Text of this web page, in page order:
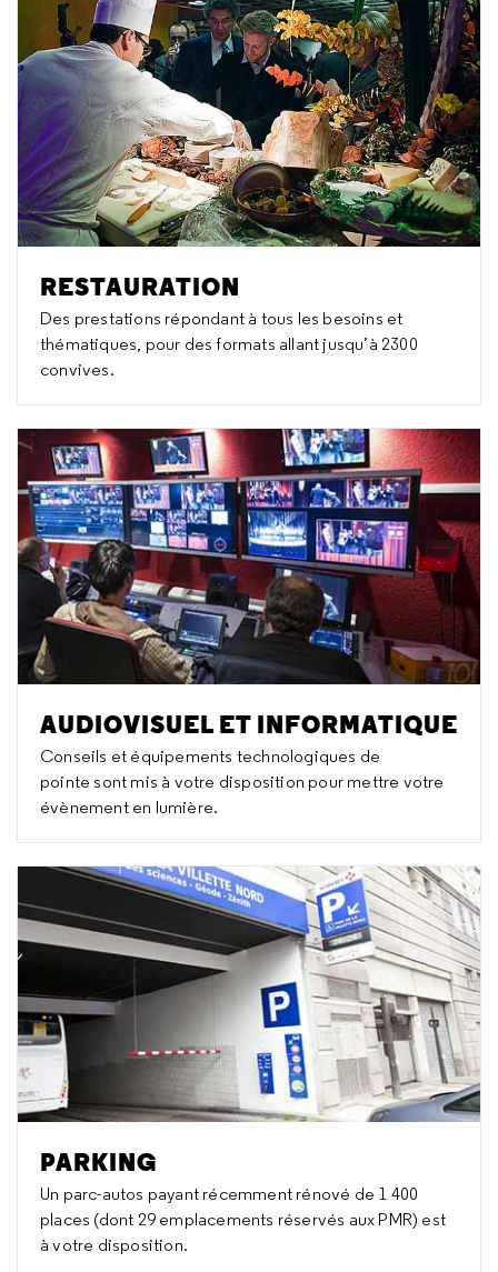
RESTAURATION
Des prestations répondant à tous les besoins et
thématiques, pour des formats allant jusqu’à 2300
convives.
AUDIOVISUEL ET INFORMATIQUE
Conseils et équipements technologiques de
pointe sont mis à votre disposition pour mettre votre
évènement en lumière.
PARKING
Un parc-autos payant récemment rénové de 1 400
places (dont 29 emplacements réservés aux PMR) est
à votre disposition.